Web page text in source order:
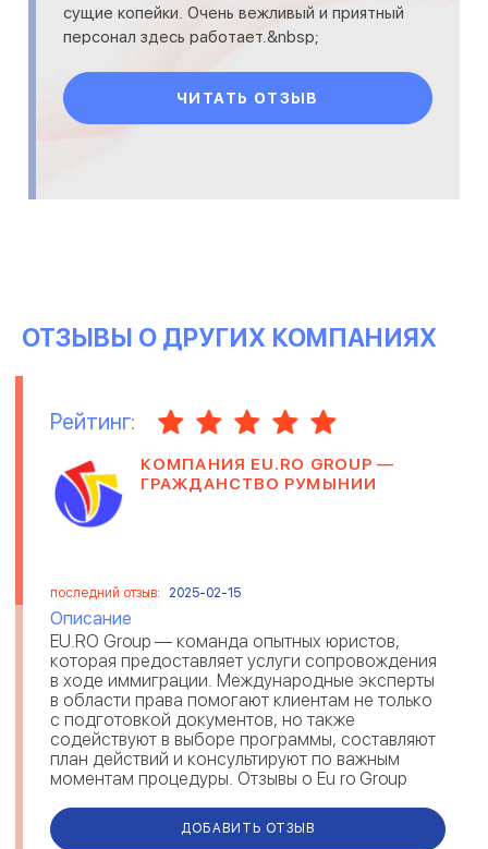
сущие копейки. Очень вежливый и приятный
персонал здесь работает.&nbsp;
ЧИТАТЬ ОТЗЫВ
ОТЗЫВЫ О ДРУГИХ КОМПАНИЯХ
Рейтинг:
КОМПАНИЯ EU.RO GROUP —
ГРАЖДАНСТВО РУМЫНИИ
последний отзыв: 2025-02-15
Описание
EU.RO Group — команда опытных юристов,
которая предоставляет услуги сопровождения
в ходе иммиграции. Международные эксперты
в области права помогают клиентам не только
с подготовкой документов, но также
содействуют в выборе программы, составляют
план действий и консультируют по важным
моментам процедуры. Отзывы о Eu ro Group
ДОБАВИТЬ ОТЗЫВ